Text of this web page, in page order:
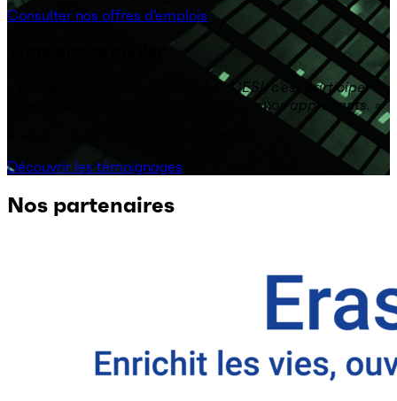
Consulter nos offres d’emplois
« Être enseignant chercheur chez CESI, c’est participer à
l’innovation et à son appropriation par nos apprenants. »
Découvrir les témoignages
Nos partenaires